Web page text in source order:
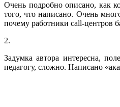
Очень подробно описано, как
того, что написано. Очень
почему работники call-центров
2.
Задумка автора интересна,
педагогу, сложно. Написано